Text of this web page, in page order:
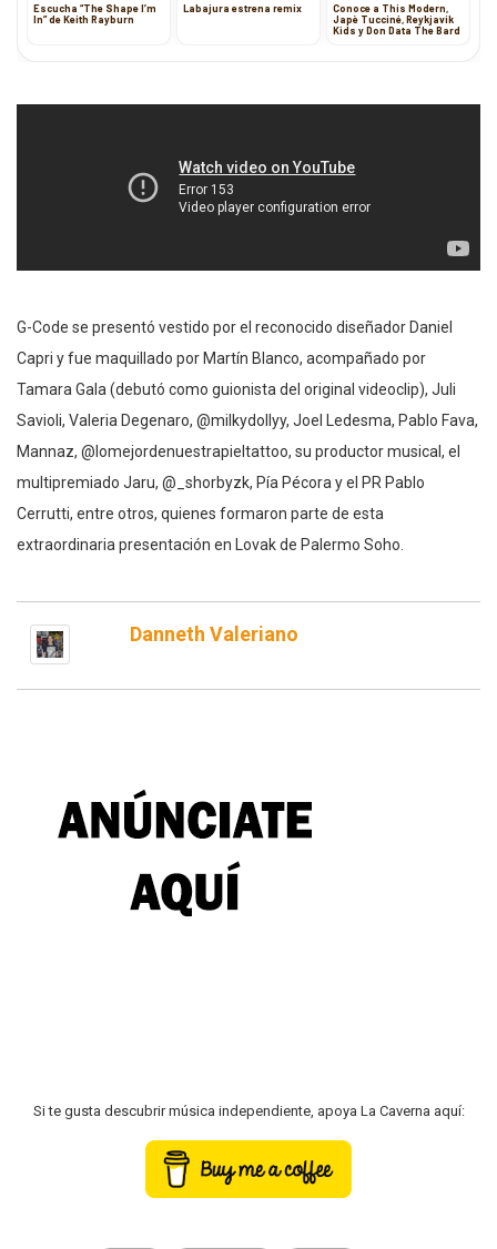
Escucha “The Shape I’m
In” de Keith Rayburn
Labajura estrena remix
Conoce a This Modern,
Japè Tucciné, Reykjavik
Kids y Don Data The Bard
G-Code se presentó vestido por el reconocido diseñador Daniel
Capri y fue maquillado por Martín Blanco, acompañado por
Tamara Gala (debutó como guionista del original videoclip), Juli
Savioli, Valeria Degenaro, @milkydollyy, Joel Ledesma, Pablo Fava,
Mannaz, @lomejordenuestrapieltattoo, su productor musical, el
multipremiado Jaru, @_shorbyzk, Pía Pécora y el PR Pablo
Cerrutti, entre otros, quienes formaron parte de esta
extraordinaria presentación en Lovak de Palermo Soho.
Danneth Valeriano
Si te gusta descubrir música independiente, apoya La Caverna aquí: